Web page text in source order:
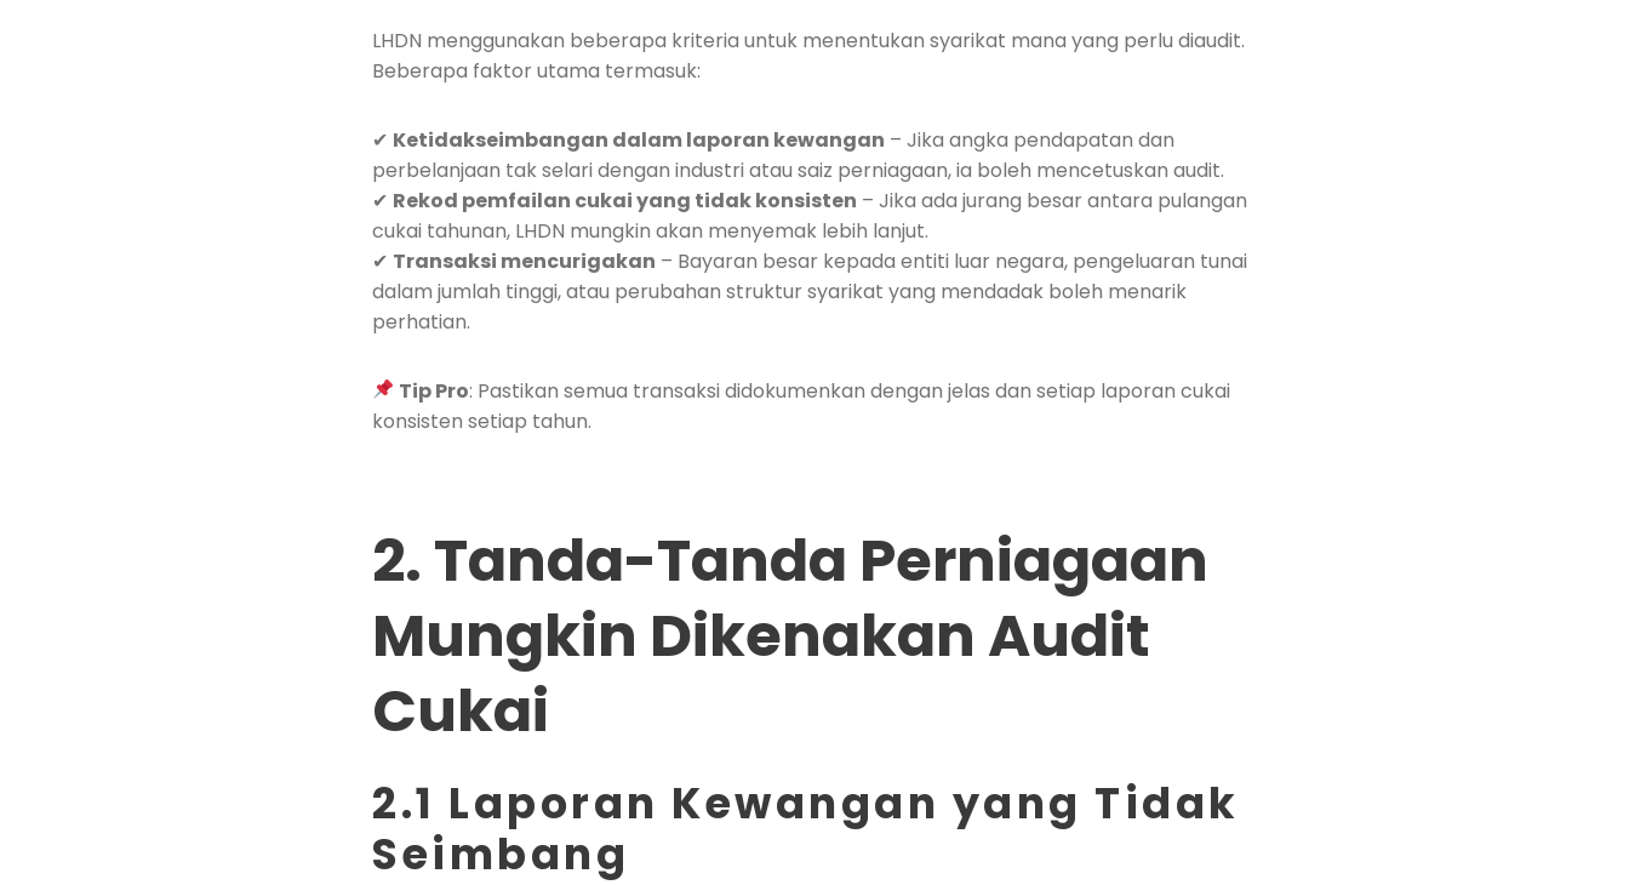
LHDN menggunakan beberapa kriteria untuk menentukan syarikat mana yang perlu diaudit.
Beberapa faktor utama termasuk:
✔ Ketidakseimbangan dalam laporan kewangan – Jika angka pendapatan dan
perbelanjaan tak selari dengan industri atau saiz perniagaan, ia boleh mencetuskan audit.
✔ Rekod pemfailan cukai yang tidak konsisten – Jika ada jurang besar antara pulangan
cukai tahunan, LHDN mungkin akan menyemak lebih lanjut.
✔ Transaksi mencurigakan – Bayaran besar kepada entiti luar negara, pengeluaran tunai
dalam jumlah tinggi, atau perubahan struktur syarikat yang mendadak boleh menarik
perhatian.
Tip Pro: Pastikan semua transaksi didokumenkan dengan jelas dan setiap laporan cukai
konsisten setiap tahun.
2. Tanda-Tanda Perniagaan
Mungkin Dikenakan Audit
Cukai
2.1 Laporan Kewangan yang Tidak
Seimbang